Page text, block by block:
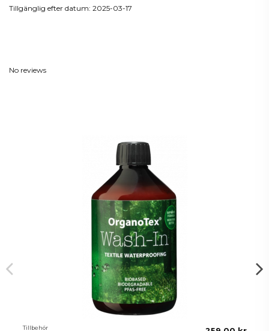
Tillgänglig efter datum: 2025-03-17
No reviews
Tillbehör